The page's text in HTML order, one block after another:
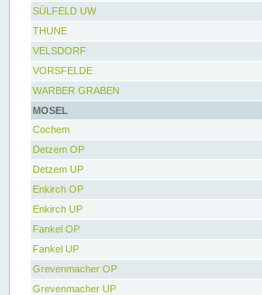
SÜLFELD UW
THUNE
VELSDORF
VORSFELDE
WARBER GRABEN
MOSEL
Cochem
Detzem OP
Detzem UP
Enkirch OP
Enkirch UP
Fankel OP
Fankel UP
Grevenmacher OP
Grevenmacher UP